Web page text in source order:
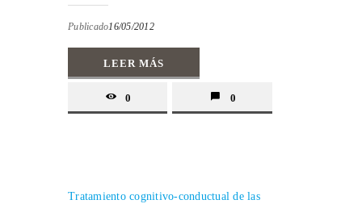
Publicado16/05/2012
LEER MÁS
0 0
Tratamiento cognitivo-conductual de las